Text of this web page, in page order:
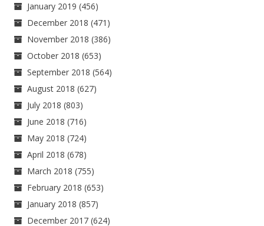
January 2019 (456)
December 2018 (471)
November 2018 (386)
October 2018 (653)
September 2018 (564)
August 2018 (627)
July 2018 (803)
June 2018 (716)
May 2018 (724)
April 2018 (678)
March 2018 (755)
February 2018 (653)
January 2018 (857)
December 2017 (624)